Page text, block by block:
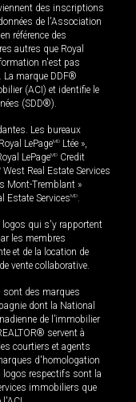
des inscriptions
de l'Association
référence des
autres que Royal
n'est pas
La marque DDF®
(ACI) et identifie le
(SDD®).
Les bureaux
LePageMD Ltée »,
LePageMD Credit
West Real Estate Services
Mont-Tremblant »
Estate ServicesMD.
logos qui s'y rapportent
les membres
et de la location de
vente collaborative.
sont des marques
dont la National
de l’immobilier
servent à
courtiers et agents
d'homologation
logos respectifs sont la
immobiliers que